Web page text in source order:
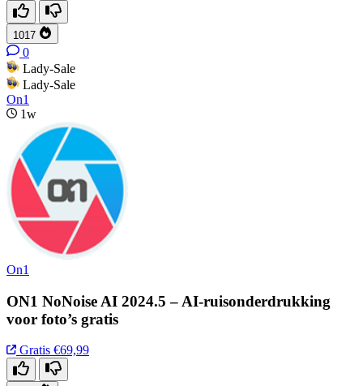
1017
0
Lady-Sale
Lady-Sale
On1
1w
On1
ON1 NoNoise AI 2024.5 – AI-ruisonderdrukking
voor foto’s gratis
Gratis €69,99